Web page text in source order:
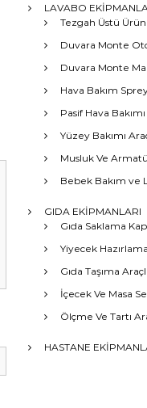
LAVABO
Tezgah Üstü
Duvara Monte
Duvara Monte
Hava Bakım
Pasif Hava Bakımı
Yüzey Bakımı
Musluk Ve
Bebek Bakım ve
GIDA EKİPMANLARI
Gıda Saklama
Yiyecek
Gıda Taşıma
İçecek Ve Masa
Ölçme Ve Tartı
HASTANE